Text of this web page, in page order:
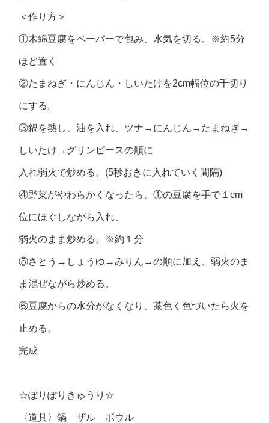
＜作り方＞
①木綿豆腐をペーパーで包み、水気を切る。※約5分
ほど置く
②たまねぎ・にんじん・しいたけを2cm幅位の千切り
にする。
③鍋を熱し、油を入れ、ツナ→にんじん→たまねぎ→
しいたけ→グリンピースの順に
入れ弱火で炒める。(5秒おきに入れていく間隔)
④野菜がやわらかくなったら、①の豆腐を手で１cm
位にほぐしながら入れ、
弱火のまま炒める。※約１分
⑤さとう→しょうゆ→みりん→の順に加え、弱火のま
ま混ぜながら炒める。
⑥豆腐からの水分がなくなり、茶色く色づいたら火を
止める。
完成
☆ぽりぽりきゅうり☆
〈道具〉鍋 ザル ボウル